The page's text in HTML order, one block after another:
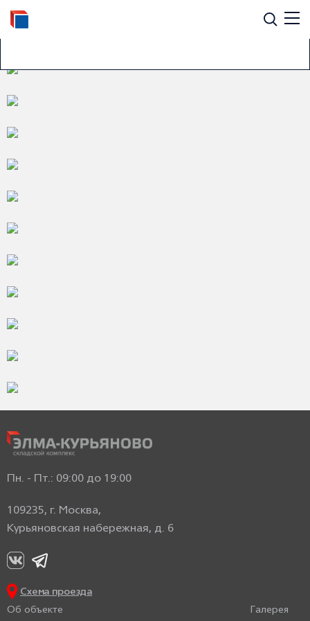
ГАЛЕРЕЯ
Пн. - Пт.: 09:00 до 19:00
109235, г. Москва,
Курьяновская набережная, д. 6
Схема проезда
Об объекте
Галерея